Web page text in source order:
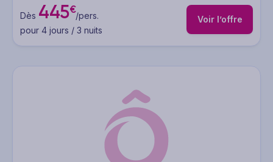
Dès 445€/pers.
pour 4 jours / 3 nuits
Voir l’offre